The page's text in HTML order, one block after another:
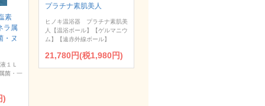
素
ラ属
・ヌ
１Ｌ
菌・一
)
プラチナ素肌美人
ヒノキ温浴器 プラチナ素肌美
人【温浴ボール】【ゲルマニウ
ム】【遠赤外線ボール】
21,780円(税1,980円)